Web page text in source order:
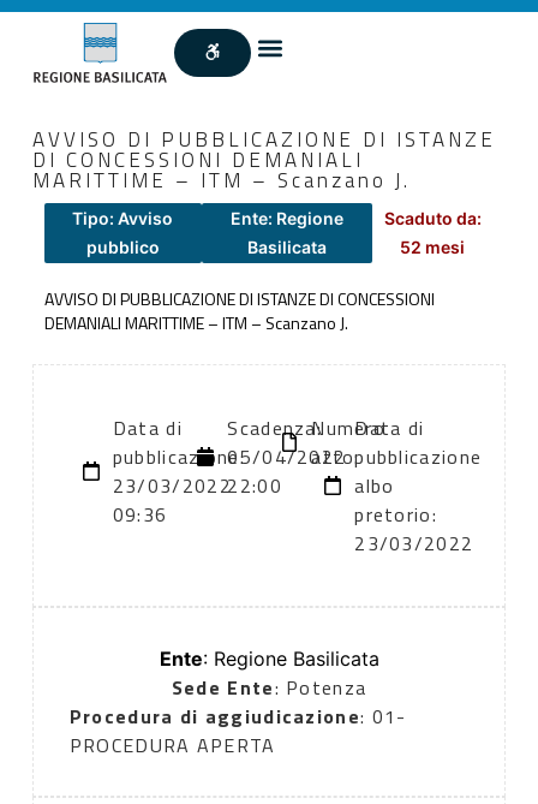
AVVISO DI PUBBLICAZIONE DI ISTANZE
DI CONCESSIONI DEMANIALI
MARITTIME – ITM – Scanzano J.
Tipo: Avviso
pubblico
Ente: Regione
Basilicata
Scaduto da:
52 mesi
AVVISO DI PUBBLICAZIONE DI ISTANZE DI CONCESSIONI
DEMANIALI MARITTIME – ITM – Scanzano J.
Data di
pubblicazione:
23/03/2022
09:36
Scadenza:
05/04/2022
22:00
Numero
atto:
Data di
pubblicazione
albo
pretorio:
23/03/2022
Ente: Regione Basilicata
Sede Ente: Potenza
Procedura di aggiudicazione: 01-
PROCEDURA APERTA